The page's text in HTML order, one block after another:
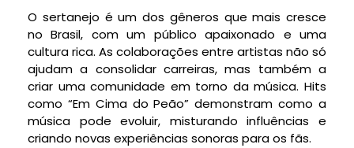
O sertanejo é um dos gêneros que mais cresce
no Brasil, com um público apaixonado e uma
cultura rica. As colaborações entre artistas não só
ajudam a consolidar carreiras, mas também a
criar uma comunidade em torno da música. Hits
como “Em Cima do Peão” demonstram como a
música pode evoluir, misturando influências e
criando novas experiências sonoras para os fãs.